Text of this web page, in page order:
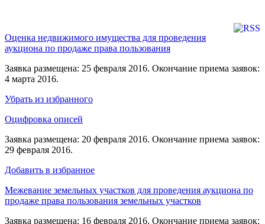
Оценка недвижимого имущества для проведения
аукциона по продаже права пользования
Заявка размещена: 25 февраля 2016. Окончание приема заявок:
4 марта 2016.
Убрать из избранного
Оцифровка описей
Заявка размещена: 20 февраля 2016. Окончание приема заявок:
29 февраля 2016.
Добавить в избранное
Межевание земельных участков для проведения аукциона по
продаже права пользования земельных участков
Заявка размещена: 16 февраля 2016. Окончание приема заявок: